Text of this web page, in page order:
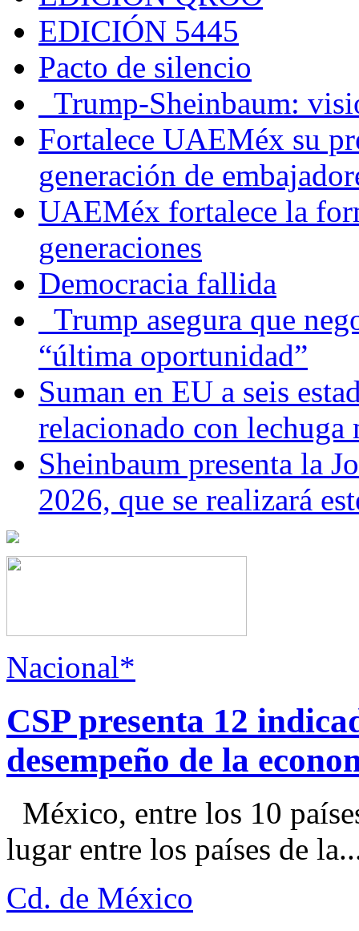
EDICIÓN 5445
Pacto de silencio
Trump-Sheinbaum:
Fortalece UAEMéx su
generación de
UAEMéx fortalece la
generaciones
Democracia fallida
Trump asegura que
“última oportunidad”
Suman en EU a seis
relacionado con lechuga
Sheinbaum presenta la
2026, que se realizará
Nacional*
CSP presenta 12
desempeño de la
México, entre los 10
lugar entre los países de
Cd. de México